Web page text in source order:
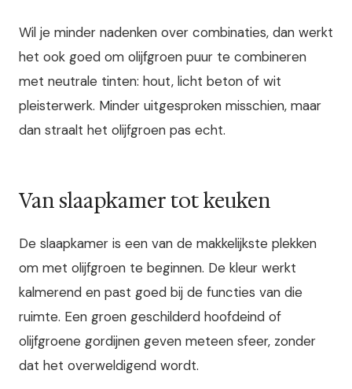
Wil je minder nadenken over combinaties, dan werkt
het ook goed om olijfgroen puur te combineren
met neutrale tinten: hout, licht beton of wit
pleisterwerk. Minder uitgesproken misschien, maar
dan straalt het olijfgroen pas echt.
Van slaapkamer tot keuken
De slaapkamer is een van de makkelijkste plekken
om met olijfgroen te beginnen. De kleur werkt
kalmerend en past goed bij de functies van die
ruimte. Een groen geschilderd hoofdeind of
olijfgroene gordijnen geven meteen sfeer, zonder
dat het overweldigend wordt.